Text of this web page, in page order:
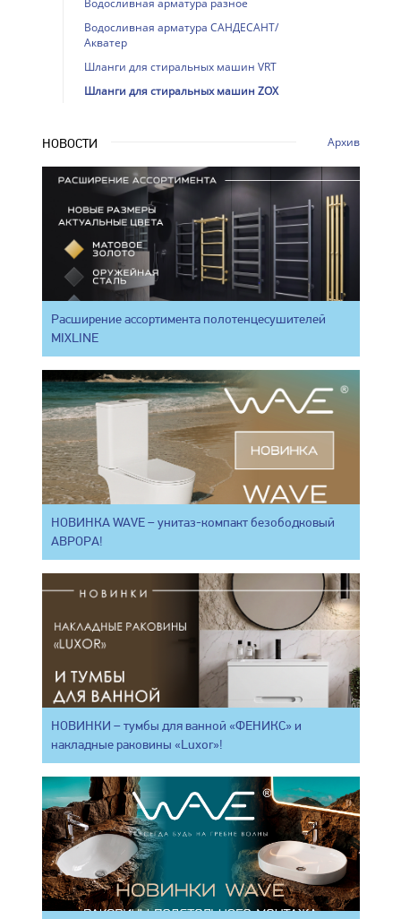
Водосливная арматура САНДЕСАНТ/
Акватер
Шланги для стиральных машин VRT
Шланги для стиральных машин ZOX
НОВОСТИ Архив
Расширение ассортимента полотенцесушителей
MIXLINE
НОВИНКА WAVE – унитаз-компакт безободковый
АВРОРА!
НОВИНКИ – тумбы для ванной «ФЕНИКС» и
накладные раковины «Luxor»!